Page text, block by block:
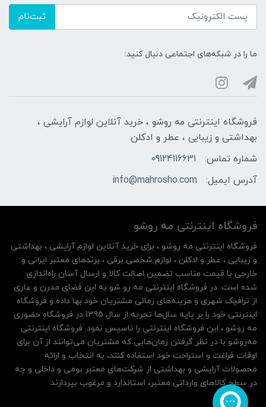
ثبت‌نام
ما را در شبکه‌های اجتماعی دنبال کنید:
فروشگاه اینترنتی مه‌ رو‌شو ، خرید آنلاین لوازم آرایشی ،
بهداشتی و زیبایی ، عطر و ادکلن
شماره تماس:
09124116631
آدرس ایمیل:
info@mahrosho.com
فروشگاه اینترنتی مه‌ رو‌شو
فروشگاه اینترنتی مه‌ رو‌شو ، برای خرید آنلاین لوازم آرایشی ، بهداشتی
و زیبایی ، عطر و ادکلن ، لوازم شخصی برقی ، برندهای معتبر ایرانی و
خارجی با قیمت مناسب تضمین اصالت کالا و ارسال آسان راه‌اندازی
شده است. در فروشگاه اینترنتی مه رو شو به این فضای مدرن و عاری
از ترافیک شهری و هزینه‌های زمانی مشتریان خود بها داده و فروشگاه
اینترنتی خود را بر پایه سال‌ها تجربه از سال 1395 در فروشگاه حضوری
مه روشو ، این فروشگاه اینترنتی را تاسیس نمود. فروشگاه اینترنتی
مه‌رو‌شو با در نظر گرفتن زمان‌هایی که مشتریان می‌توانند از آن‌ برای
اوقات فراغت و استراحت خود استفاده کنند، به انتخاب و ارائه
محصولات آرایشی و بهداشتی از شرکت‌های معتبر بومی و داخلی و چه
در سطح کالاهای وارداتی معتبر، استاندارد و مرغوب بپردازند.